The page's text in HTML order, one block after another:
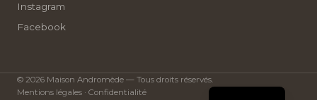
Instagram
Facebook
© 2026 Maison Andromède — Tous droits réservés.
Mentions légales · Confidentialité